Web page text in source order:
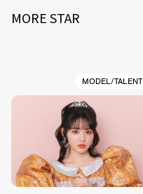
MORE STAR
MODEL/TALENT